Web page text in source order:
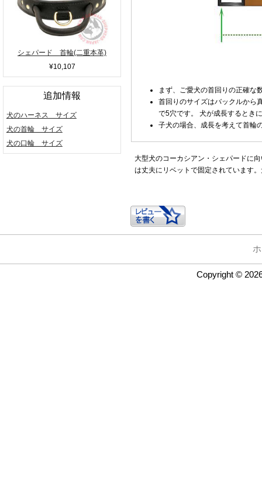
シェパード 首輪(二重本革)
¥10,107
追加情報
犬のハーネス サイズ
犬の首輪 サイズ
犬の口輪 サイズ
まず、ご愛犬の首回りの正確な
首回りのサイズはバックルから
で5穴です。 犬が成長するとき
子犬の場合、成長を考えて首輪
大型犬のコーカシアン・シェパードに
は丈夫にリベットで固定されています
Copyright ©